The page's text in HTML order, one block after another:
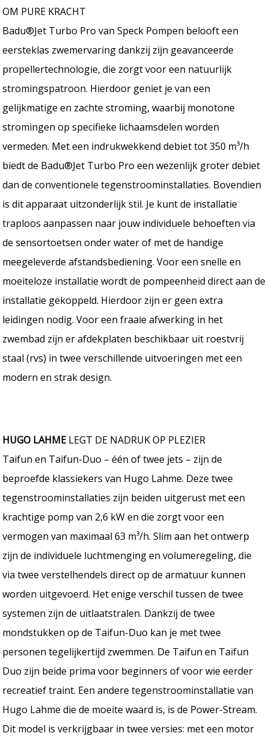
OM PURE KRACHT
Badu®Jet Turbo Pro van Speck Pompen belooft een
eersteklas zwemervaring dankzij zijn geavanceerde
propellertechnologie, die zorgt voor een natuurlijk
stromingspatroon. Hierdoor geniet je van een
gelijkmatige en zachte stroming, waarbij monotone
stromingen op specifieke lichaamsdelen worden
vermeden. Met een indrukwekkend debiet tot 350 m³/h
biedt de Badu®Jet Turbo Pro een wezenlijk groter debiet
dan de conventionele tegenstroominstallaties. Bovendien
is dit apparaat uitzonderlijk stil. Je kunt de installatie
traploos aanpassen naar jouw individuele behoeften via
de sensortoetsen onder water of met de handige
meegeleverde afstandsbediening. Voor een snelle en
moeiteloze installatie wordt de pompeenheid direct aan de
installatie gekoppeld. Hierdoor zijn er geen extra
leidingen nodig. Voor een fraaie afwerking in het
zwembad zijn er afdekplaten beschikbaar uit roestvrij
staal (rvs) in twee verschillende uitvoeringen met een
modern en strak design.
HUGO LAHME LEGT DE NADRUK OP PLEZIER
Taifun en Taifun-Duo – één of twee jets – zijn de
beproefde klassiekers van Hugo Lahme. Deze twee
tegenstroominstallaties zijn beiden uitgerust met een
krachtige pomp van 2,6 kW en die zorgt voor een
vermogen van maximaal 63 m³/h. Slim aan het ontwerp
zijn de individuele luchtmenging en volumeregeling, die
via twee verstelhendels direct op de armatuur kunnen
worden uitgevoerd. Het enige verschil tussen de twee
systemen zijn de uitlaatstralen. Dankzij de twee
mondstukken op de Taifun-Duo kan je met twee
personen tegelijkertijd zwemmen. De Taifun en Taifun
Duo zijn beide prima voor beginners of voor wie eerder
recreatief traint. Een andere tegenstroominstallatie van
Hugo Lahme die de moeite waard is, is de Power-Stream.
Dit model is verkrijgbaar in twee versies: met een motor